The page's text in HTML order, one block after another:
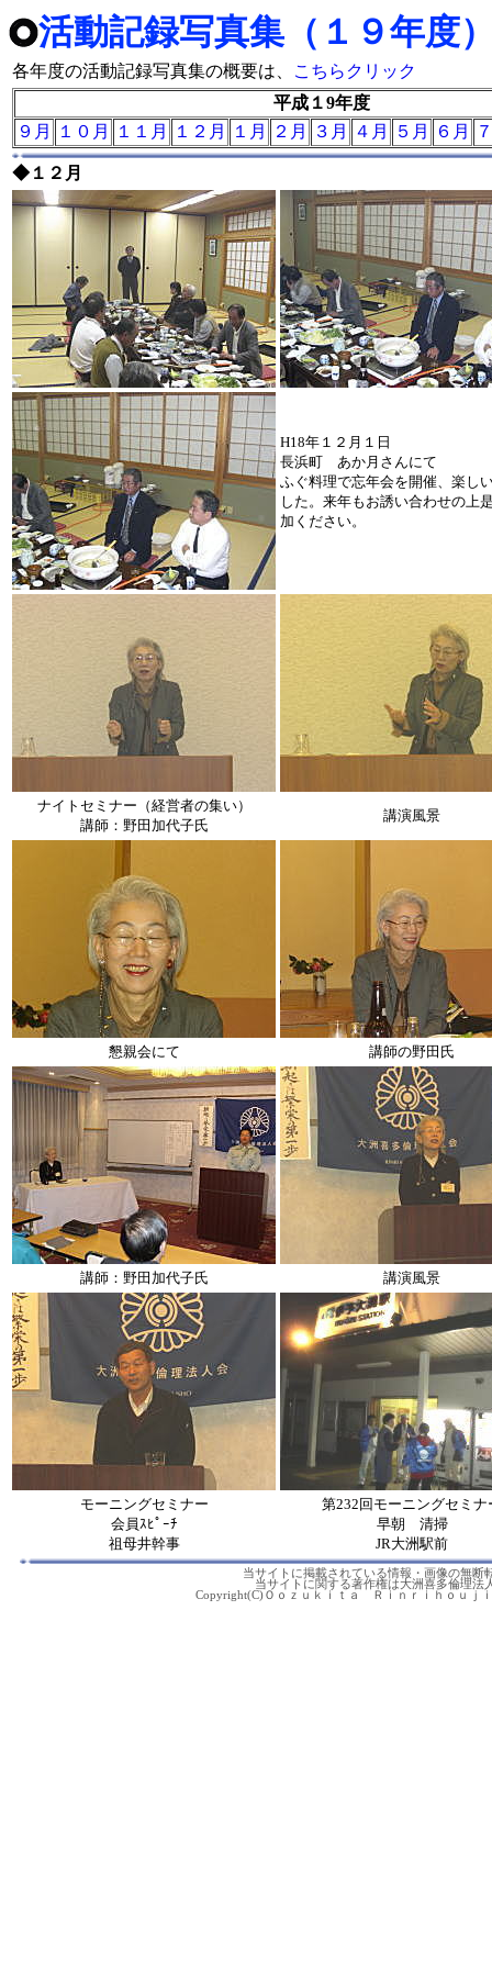
活動記録写真集（１９年度
各年度の活動記録写真集の概要は、
こちらクリック
平成１9年度
９月
１０月 １１月 １２月 １月 ２月 ３月 ４月 ５月 ６月
◆１２月
H18年１２月１日
長浜町 あか月さんにて
ふぐ料理で忘年会を開催、楽し
した。来年もお誘い合わせの上
加ください。
ナイトセミナー（経営者の集い）
講師：野田加代子氏
講演風景
懇親会にて 講師の野田氏
講師：野田加代子氏 講演風景
モーニングセミナー
会員ｽﾋﾟｰﾁ
祖母井幹事
第232回モーニングセミナ
早朝 清掃
JR大洲駅前
当サイトに掲載されている情報・画像の無断
当サイトに関する著作権は大洲喜多倫理法
Copyright(C)Ｏｏｚｕｋｉｔａ Ｒｉｎｒｉｈｏｕｊｉ